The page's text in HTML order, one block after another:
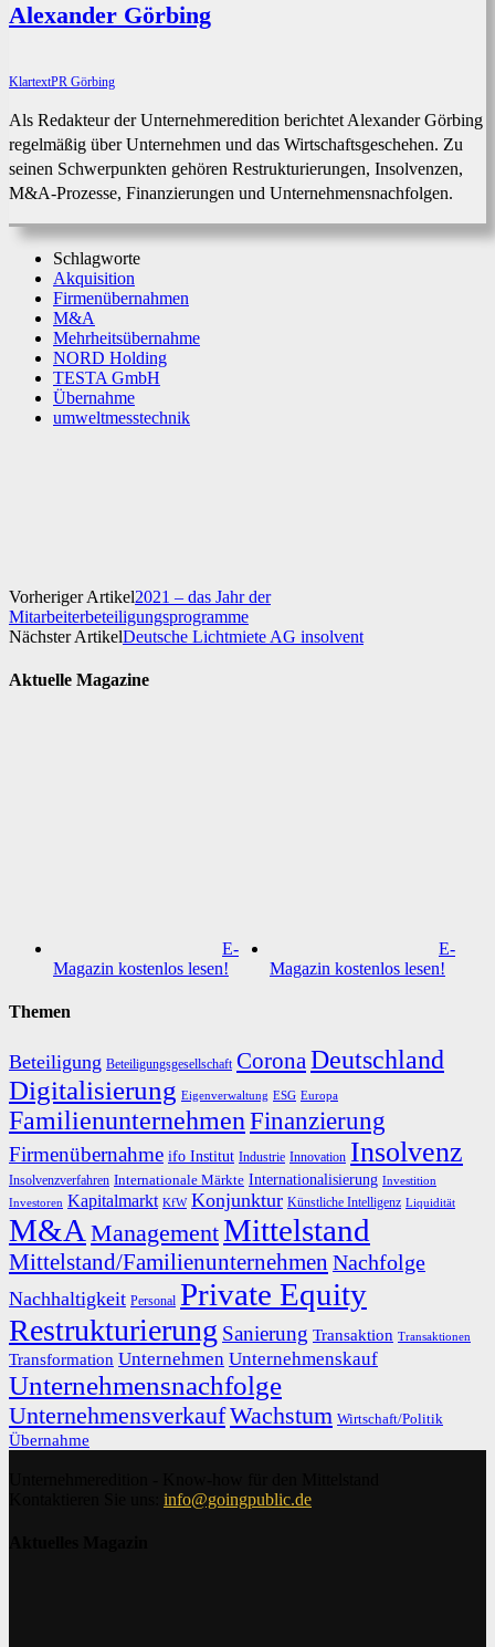
Alexander Görbing
KlartextPR Görbing
Als Redakteur der Unternehmeredition berichtet Alexander Görbing
regelmäßig über Unternehmen und das Wirtschaftsgeschehen. Zu
seinen Schwerpunkten gehören Restrukturierungen, Insolvenzen,
M&A-Prozesse, Finanzierungen und Unternehmensnachfolgen.
Schlagworte
Akquisition
Firmenübernahmen
M&A
Mehrheitsübernahme
NORD Holding
TESTA GmbH
Übernahme
umweltmesstechnik
Vorheriger Artikel2021 – das Jahr der
Mitarbeiterbeteiligungsprogramme
Nächster ArtikelDeutsche Lichtmiete AG insolvent
Aktuelle Magazine
E-
Magazin kostenlos lesen!
E-
Magazin kostenlos lesen!
Themen
Beteiligung Beteiligungsgesellschaft CoronaDeutschland
Digitalisierung Eigenverwaltung ESG Europa
Familienunternehmen Finanzierung
Firmenübernahme ifo Institut Industrie Innovation Insolvenz
Insolvenzverfahren Internationale Märkte Internationalisierung Investition
Investoren Kapitalmarkt KfW Konjunktur Künstliche Intelligenz Liquidität
M&A ManagementMittelstand
Mittelstand/Familienunternehmen Nachfolge
Nachhaltigkeit Personal Private Equity
Restrukturierung Sanierung Transaktion Transaktionen
Transformation Unternehmen Unternehmenskauf
Unternehmensnachfolge
UnternehmensverkaufWachstum Wirtschaft/Politik
Übernahme
info@goingpublic.de